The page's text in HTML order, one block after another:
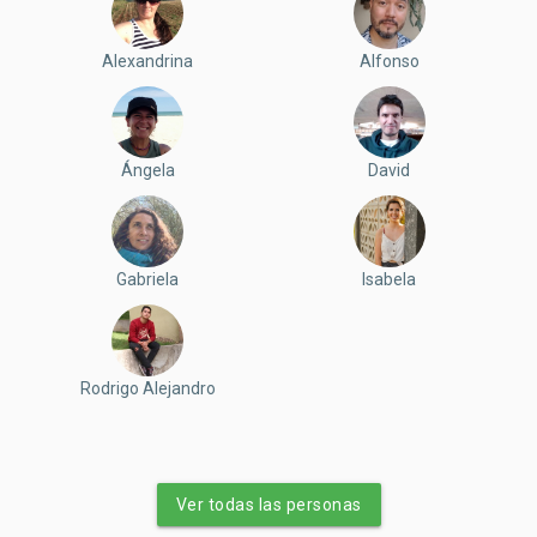
Alexandrina Alfonso
Ángela David
Gabriela Isabela
Rodrigo Alejandro
Ver todas las personas